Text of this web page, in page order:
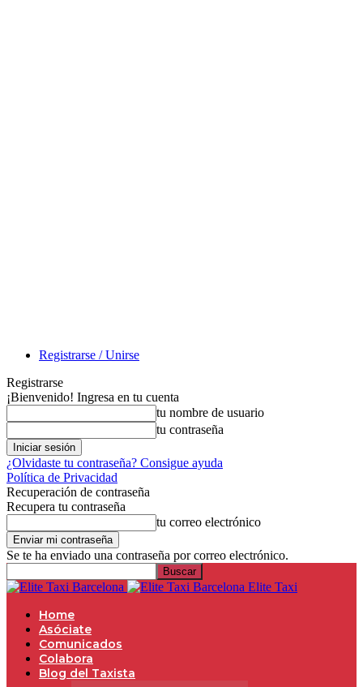
Registrarse / Unirse
Registrarse
¡Bienvenido! Ingresa en tu cuenta
tu nombre de usuario
tu contraseña
¿Olvidaste tu contraseña? Consigue ayuda
Política de Privacidad
Recuperación de contraseña
Recupera tu contraseña
tu correo electrónico
Se te ha enviado una contraseña por correo electrónico.
Elite Taxi
Home
Asóciate
Comunicados
Colabora
Blog del Taxista